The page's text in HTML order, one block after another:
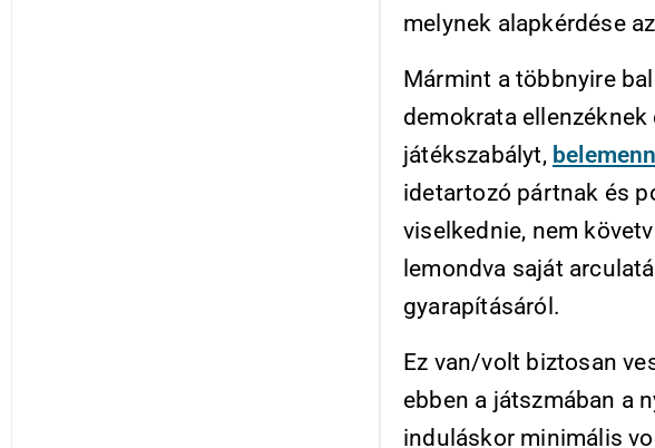
melynek alapkérdése
Mármint a többnyire
demokrata
játékszabályt,
idetartozó pártnak és
viselkednie, nem
lemondva saját
gyarapításáról.
Ez van/volt biztosan
ebben a játszmában a
induláskor minimális